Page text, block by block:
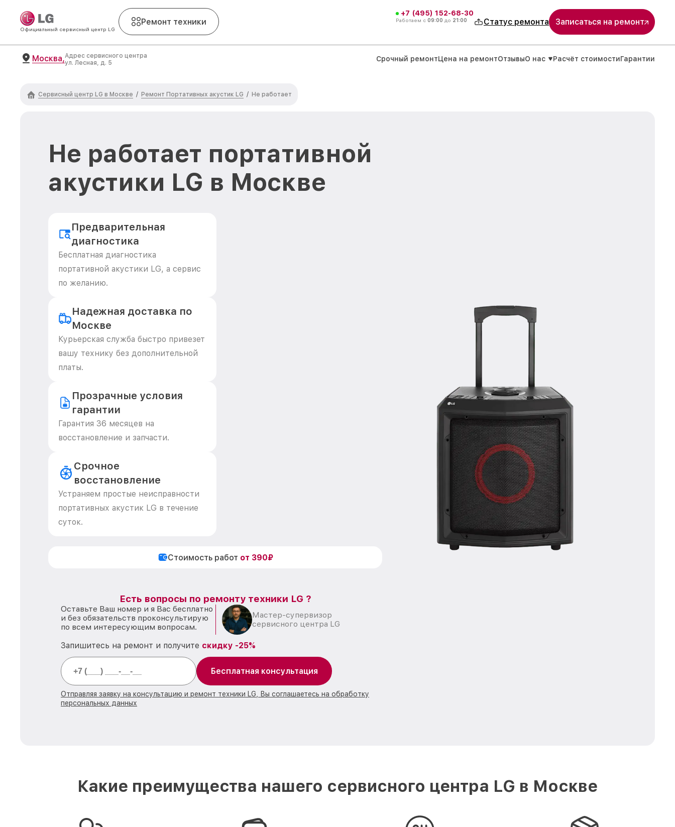
Официальный сервисный центр LG
Ремонт техники
+7 (495) 152-68-30
Работаем с 09:00 до 21:00 Статус ремонта Записаться на ремонт
Москва,Адрес сервисного центра
ул. Лесная, д. 5
Срочный ремонтЦена на ремонтОтзывыО нас Расчёт стоимостиГарантии
Сервисный центр LG в Москве / Ремонт Портативных акустик LG / Не работает
Не работает портативной
акустики LG в Москве
Предварительная
диагностика
Бесплатная диагностика
портативной акустики LG, а сервис
по желанию.
Надежная доставка по
Москве
Курьерская служба быстро привезет
вашу технику без дополнительной
платы.
Прозрачные условия
гарантии
Гарантия 36 месяцев на
восстановление и запчасти.
Срочное
восстановление
Устраняем простые неисправности
портативных акустик LG в течение
суток.
Стоимость работ от 390₽
Есть вопросы по ремонту техники LG ?
Оставьте Ваш номер и я Вас бесплатно
и без обязательств проконсультирую
по всем интересующим вопросам.
Мастер-супервизор
сервисного центра LG
Запишитесь на ремонт и получите скидку -25%
Бесплатная консультация
Отправляя заявку на консультацию и ремонт техники LG, Вы соглашаетесь на обработку
персональных данных
Какие преимущества нашего сервисного центра LG в Москве